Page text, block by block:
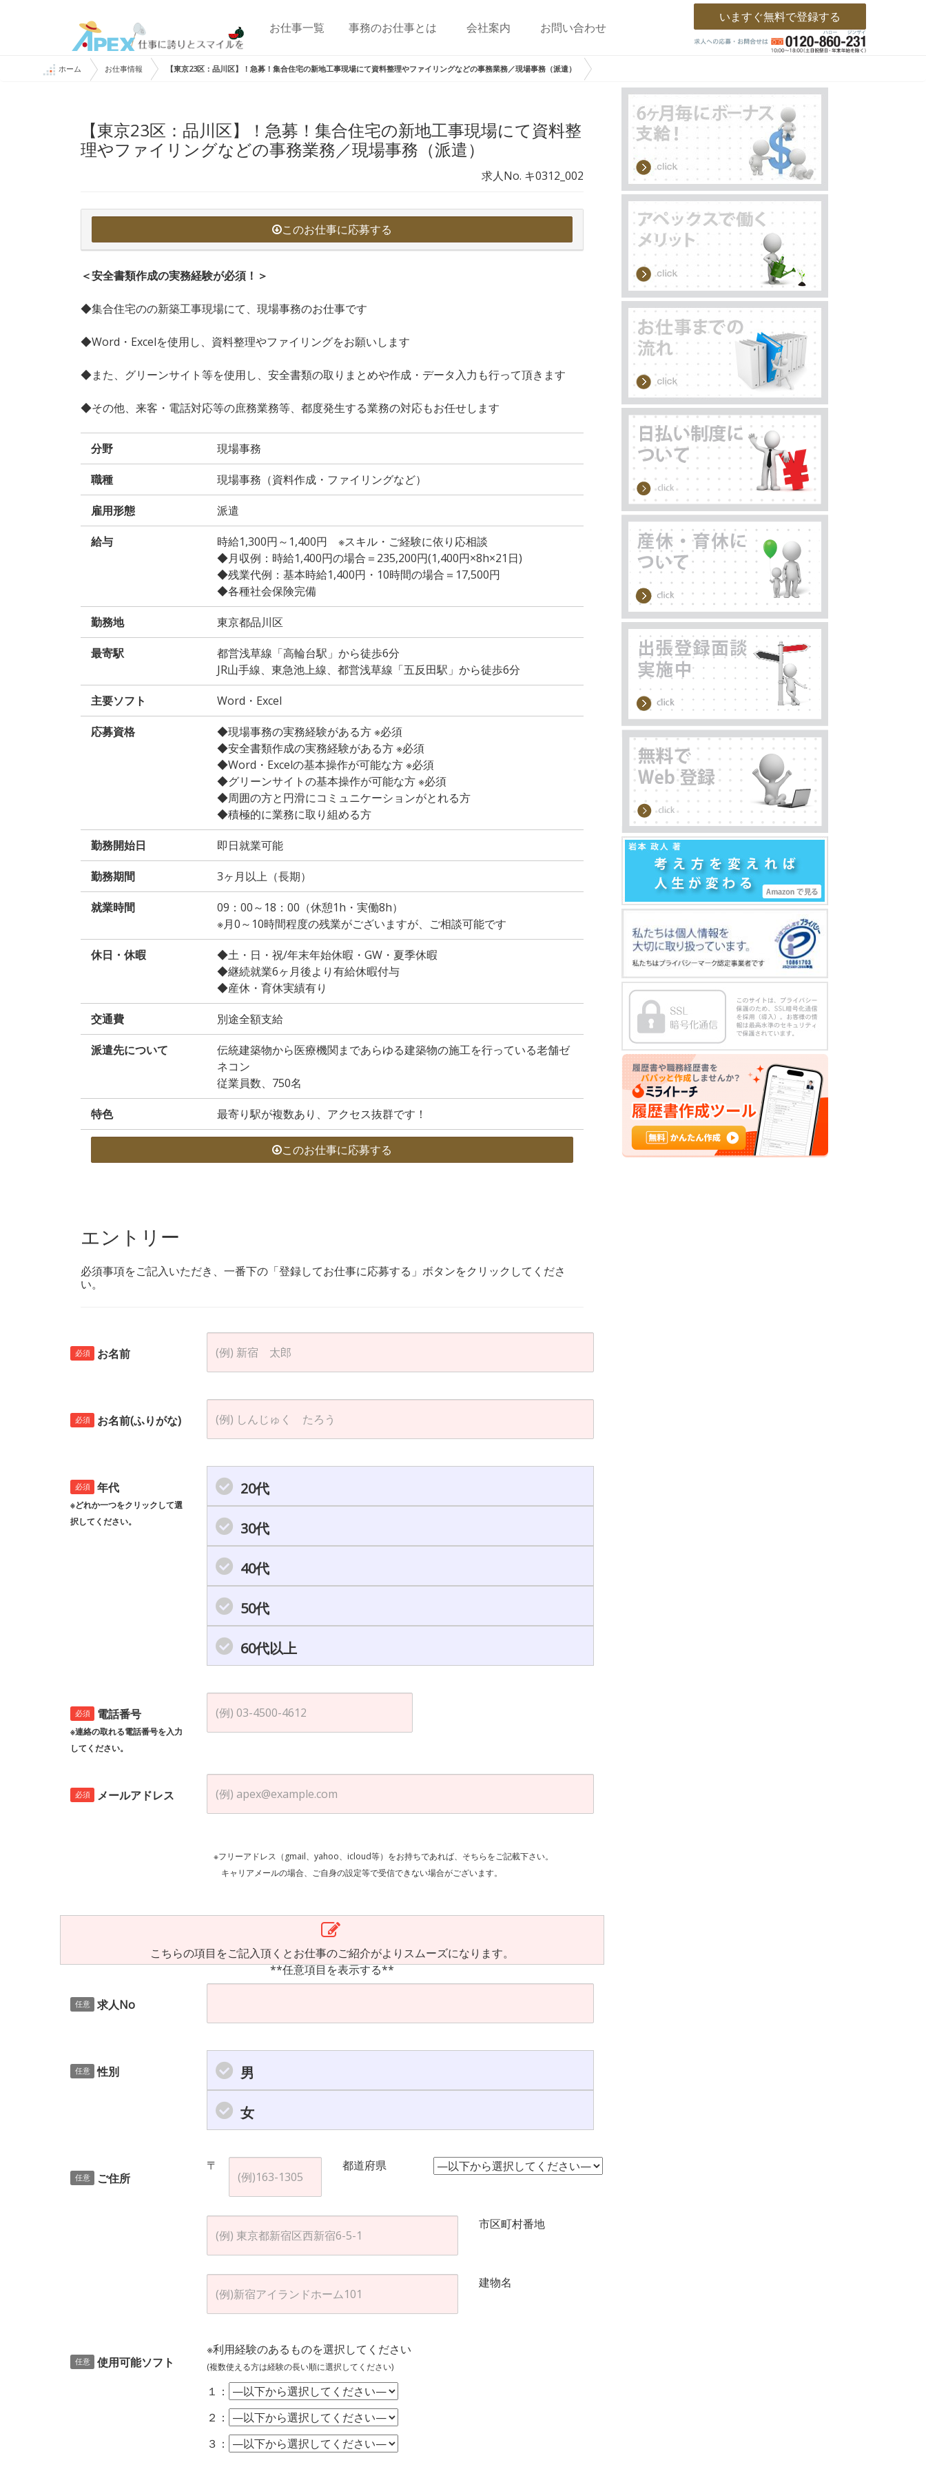
お仕事一覧 事務のお仕事とは 会社案内 お問い合わせ
いますぐ無料で登録する
ホーム お仕事情報 【東京23区：品川区】！急募！集合住宅の新地工事現場にて資料整理やファイリングなどの事務業務／現場事務（派遣）
【東京23区：品川区】！急募！集合住宅の新地工事現場にて資料整
理やファイリングなどの事務業務／現場事務（派遣）
求人No. キ0312_002
このお仕事に応募する
＜安全書類作成の実務経験が必須！＞
◆集合住宅のの新築工事現場にて、現場事務のお仕事です
◆Word・Excelを使用し、資料整理やファイリングをお願いします
◆また、グリーンサイト等を使用し、安全書類の取りまとめや作成・データ入力も行って頂きます
◆その他、来客・電話対応等の庶務業務等、都度発生する業務の対応もお任せします
分野 現場事務
職種 現場事務（資料作成・ファイリングなど）
雇用形態 派遣
給与
時給1,300円～1,400円 ※スキル・ご経験に依り応相談
◆月収例：時給1,400円の場合＝235,200円(1,400円×8h×21日)
◆残業代例：基本時給1,400円・10時間の場合＝17,500円
◆各種社会保険完備
勤務地 東京都品川区
最寄駅
都営浅草線「高輪台駅」から徒歩6分
JR山手線、東急池上線、都営浅草線「五反田駅」から徒歩6分
主要ソフト Word・Excel
応募資格
◆現場事務の実務経験がある方 ※必須
◆安全書類作成の実務経験がある方 ※必須
◆Word・Excelの基本操作が可能な方 ※必須
◆グリーンサイトの基本操作が可能な方 ※必須
◆周囲の方と円滑にコミュニケーションがとれる方
◆積極的に業務に取り組める方
勤務開始日 即日就業可能
勤務期間 3ヶ月以上（長期）
就業時間
09：00～18：00（休憩1h・実働8h）
※月0～10時間程度の残業がございますが、ご相談可能です
休日・休暇
◆土・日・祝/年末年始休暇・GW・夏季休暇
◆継続就業6ヶ月後より有給休暇付与
◆産休・育休実績有り
交通費 別途全額支給
派遣先について
伝統建築物から医療機関まであらゆる建築物の施工を行っている老舗ゼ
ネコン
従業員数、750名
特色 最寄り駅が複数あり、アクセス抜群です！
このお仕事に応募する
エントリー
必須事項をご記入いただき、一番下の「登録してお仕事に応募する」ボタンをクリックしてくださ
い。
必須 お名前
必須 お名前(ふりがな)
必須 年代
※どれか一つをクリックして選
択してください。
20代
30代
40代
50代
60代以上
必須 電話番号
※連絡の取れる電話番号を入力
してください。
必須 メールアドレス
※フリーアドレス（gmail、yahoo、icloud等）をお持ちであれば、そちらをご記載下さい。
キャリアメールの場合、ご自身の設定等で受信できない場合がございます。
こちらの項目をご記入頂くとお仕事のご紹介がよりスムーズになります。
**任意項目を表示する**
任意 求人No
任意 性別 男
女
任意 ご住所
〒 都道府県
市区町村番地
建物名
任意 使用可能ソフト
※利用経験のあるものを選択してください
(複数使える方は経験の長い順に選択してください)
１：
２：
３：